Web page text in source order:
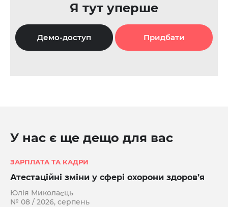
Я тут уперше
Демо-доступ Придбати
У нас є ще дещо для вас
ЗАРПЛАТА ТА КАДРИ
Атестаційні зміни у сфері охорони здоров’я
Юлія Миколаєць
№ 08 / 2026, серпень